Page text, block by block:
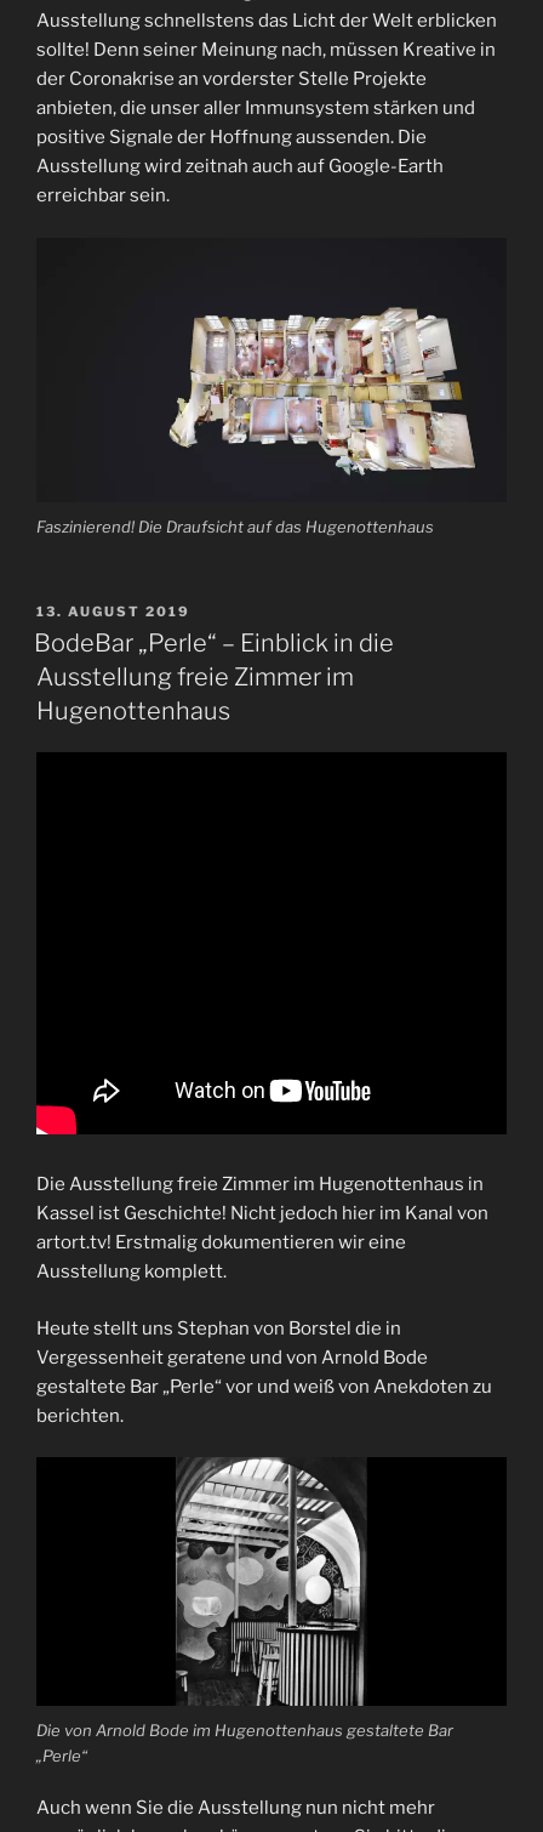
Ausstellung schnellstens das Licht der Welt erblicken
sollte! Denn seiner Meinung nach, müssen Kreative in
der Coronakrise an vorderster Stelle Projekte
anbieten, die unser aller Immunsystem stärken und
positive Signale der Hoffnung aussenden. Die
Ausstellung wird zeitnah auch auf Google-Earth
erreichbar sein.
Faszinierend! Die Draufsicht auf das Hugenottenhaus
VERÖFFENTLICHT
AM
13. AUGUST 2019
BodeBar „Perle“ – Einblick in die
Ausstellung freie Zimmer im
Hugenottenhaus
Die Ausstellung freie Zimmer im Hugenottenhaus in
Kassel ist Geschichte! Nicht jedoch hier im Kanal von
artort.tv! Erstmalig dokumentieren wir eine
Ausstellung komplett.
Heute stellt uns Stephan von Borstel die in
Vergessenheit geratene und von Arnold Bode
gestaltete Bar „Perle“ vor und weiß von Anekdoten zu
berichten.
Die von Arnold Bode im Hugenottenhaus gestaltete Bar
„Perle“
Auch wenn Sie die Ausstellung nun nicht mehr